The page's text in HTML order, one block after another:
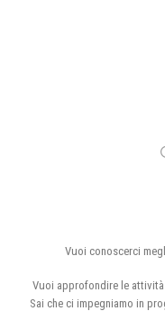
Vuoi conoscerci
Vuoi approfondire le
Sai che ci impegniamo in